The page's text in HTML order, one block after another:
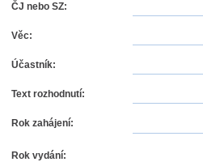
ČJ nebo SZ:
Věc:
Účastník:
Text rozhodnutí:
Rok zahájení:
Rok vydání: